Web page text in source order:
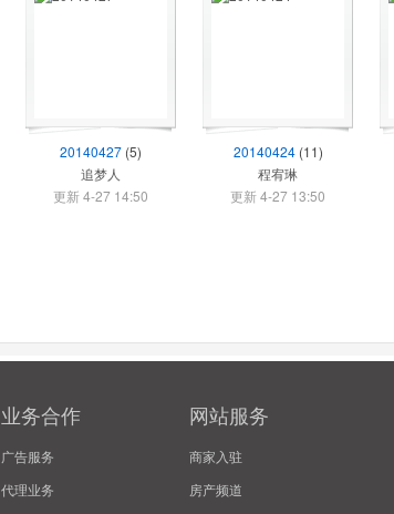
20140427 (5)
追梦人
更新 4-27 14:50
20140424(11)
程宥琳
更新 4-27 13:50
业务合作
广告服务
代理业务
网站服务
商家入驻
房产频道